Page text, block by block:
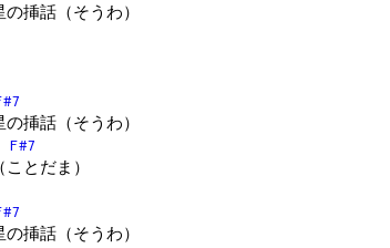
挿話（そうわ）
挿話（そうわ）
F#7
とだま）
挿話（そうわ）